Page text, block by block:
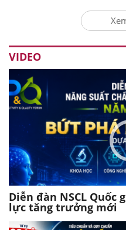
VIDEO
Diễn đàn NSCL Quốc
lực tăng trưởng mới